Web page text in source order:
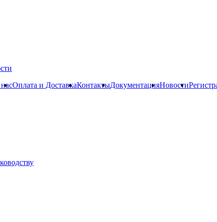
Оплата и ДоставкаКонтактыДокументацияНовости